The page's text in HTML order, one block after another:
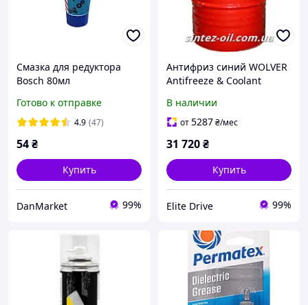
Смазка для редуктора
Bosch 80мл
Готово к отправке
4.9 (47)
54₴
Купить
DanMarket 99%
Антифриз синий WOLVER
Antifreeze & Coolant
208л
В наличии
от5287₴/мес
31 720₴
Купить
Elite Drive 99%